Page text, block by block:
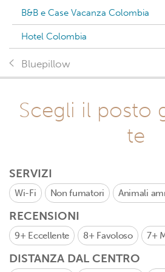
B&B e Case Vacanza Colombia
Hotel Colombia
Bluepillow
Scegli il posto
te
SERVIZI
Wi-Fi Non fumatori Animali
RECENSIONI
9+ Eccellente 8+ Favoloso 7+
DISTANZA DAL CENTRO